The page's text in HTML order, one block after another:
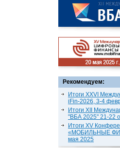
Рекомендуем:
Итоги XXVI
iFin-2026, 3-4
Итоги XII
"ВБА 2025" 21-22
Итоги XV
«МОБИЛЬНЫЕ
мая 2025